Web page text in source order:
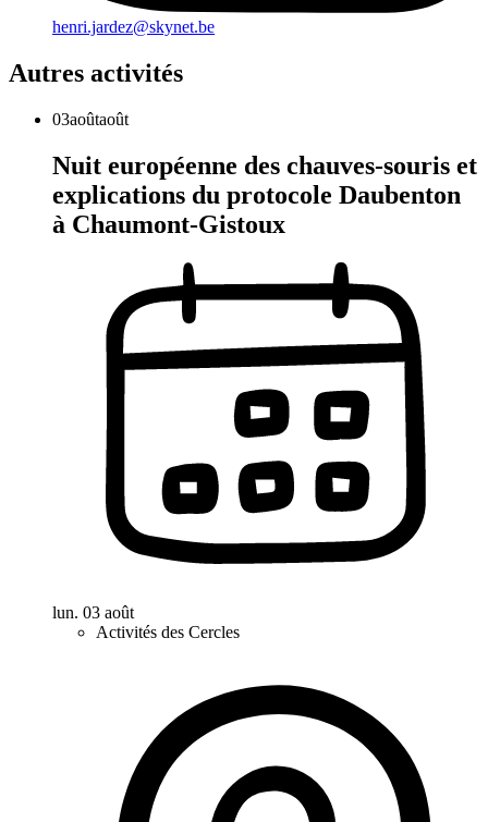
henri.jardez@skynet.be
Autres activités
03aoûtaoût
Nuit européenne des chauves-souris et
explications du protocole Daubenton
à Chaumont-Gistoux
lun. 03 août
Activités des Cercles